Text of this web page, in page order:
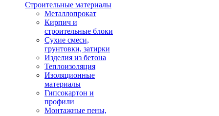
Строительные материалы
Металлопрокат
Кирпич и
строительные блоки
Сухие смеси,
грунтовки, затирки
Изделия из бетона
Теплоизоляция
Изоляционные
материалы
Гипсокартон и
профили
Монтажные пены,